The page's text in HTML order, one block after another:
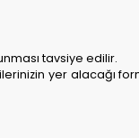
tavsiye edilir.
yer alacağı